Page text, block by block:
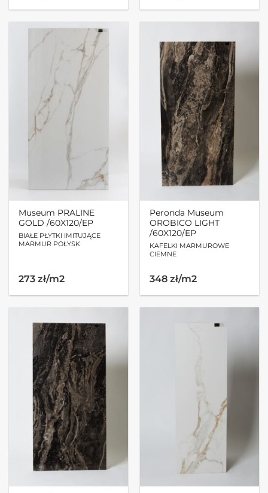
Museum PRALINE
GOLD /60X120/EP
BIAŁE PŁYTKI IMITUJĄCE
MARMUR POŁYSK
273 zł/m2
Peronda Museum
OROBICO LIGHT
/60X120/EP
KAFELKI MARMUROWE
CIEMNE
348 zł/m2